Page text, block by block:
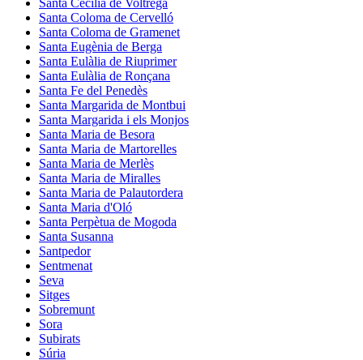
Santa Coloma de Cervelló
Santa Coloma de Gramenet
Santa Eugènia de Berga
Santa Eulàlia de Riuprimer
Santa Eulàlia de Ronçana
Santa Fe del Penedès
Santa Margarida de Montbui
Santa Margarida i els Monjos
Santa Maria de Besora
Santa Maria de Martorelles
Santa Maria de Merlès
Santa Maria de Miralles
Santa Maria de Palautordera
Santa Maria d'Oló
Santa Perpètua de Mogoda
Santa Susanna
Santpedor
Sentmenat
Seva
Sitges
Sobremunt
Sora
Subirats
Súria